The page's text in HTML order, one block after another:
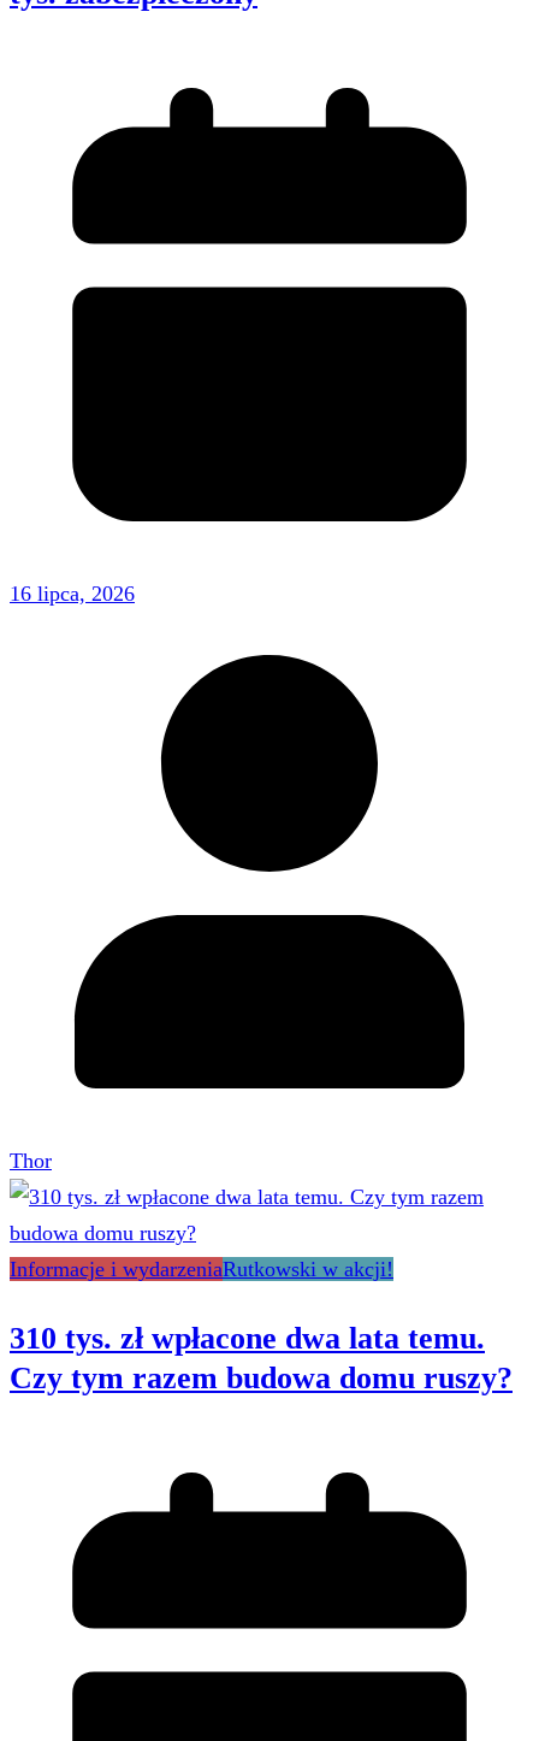
16 lipca, 2026
Thor
Informacje i wydarzeniaRutkowski w akcji!
310 tys. zł wpłacone dwa lata temu.
Czy tym razem budowa domu ruszy?